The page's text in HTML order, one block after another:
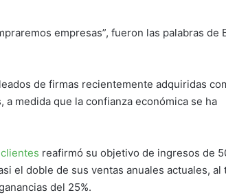
empresas”, fueron las palabras de
de firmas recientemente adquiridas
medida que la confianza económica se ha
reafirmó su objetivo de ingresos de
el doble de sus ventas anuales actuales, al
del 25%.